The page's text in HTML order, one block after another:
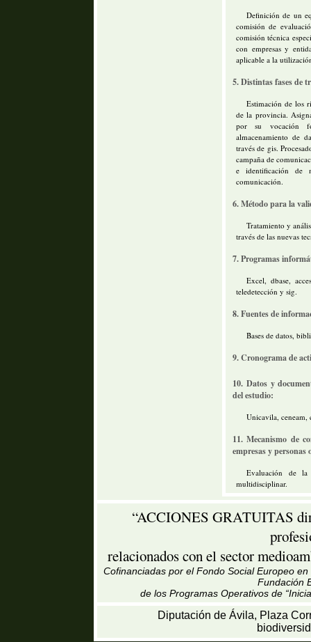
Definición de un
comisión de
comisión técnica
con empresas y
aplicable a la
5. Distintas fases de
Estimación de los
de la provincia.
por su vocación
almacenamiento de
través de gis.
campaña de
e identificación de
comunicación.
6. Método para la
Tratamiento y
través de las nuevas
7. Programas
Excel, dbase,
teledetección y sig.
8. Fuentes de
Bases de datos,
9. Cronograma de
10. Datos y
del estudio:
Unicavila, ceneam,
11. Mecanismo de
empresas y personas
Evaluación de
multidisciplinar.
“ACCIONES GRATUITAS
relacionados con el sector
Cofinanciadas por el Fondo Social Europeo
Fundación
de los Programas Operativos de
Diputación de Ávila, Plaza